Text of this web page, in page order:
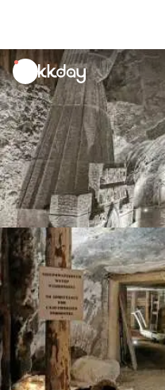
unread
notifications